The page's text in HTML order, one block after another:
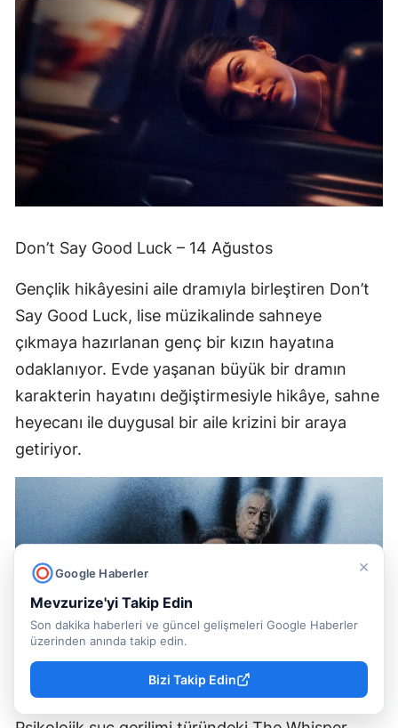
×
Google Haberler
Mevzurize'yi Takip Edin
Son dakika haberleri ve güncel gelişmeleri Google Haberler
üzerinden anında takip edin.
Bizi Takip Edin
Don’t Say Good Luck – 14 Ağustos
Gençlik hikâyesini aile dramıyla birleştiren Don’t
Say Good Luck, lise müzikalinde sahneye
çıkmaya hazırlanan genç bir kızın hayatına
odaklanıyor. Evde yaşanan büyük bir dramın
karakterin hayatını değiştirmesiyle hikâye, sahne
heyecanı ile duygusal bir aile krizini bir araya
getiriyor.
The Whisper Man – 28 Ağustos